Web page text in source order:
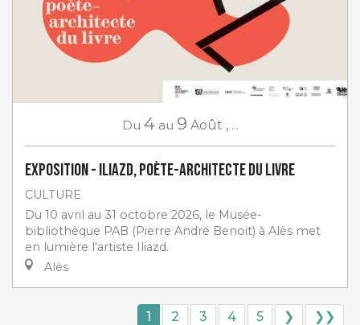
Du 4 au 9 Août , ...
Exposition - Iliazd, poète-architecte du livre
CULTURE
Du 10 avril au 31 octobre 2026, le Musée-
bibliothèque PAB (Pierre André Benoit) à Alès met
en lumière l'artiste Iliazd.
Alès
1 2 3 4 5 ❯ ❯❯